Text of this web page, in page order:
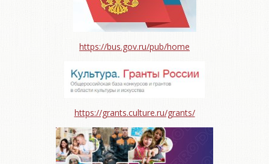
https://bus.gov.ru/pub/home
https://grants.culture.ru/grants/